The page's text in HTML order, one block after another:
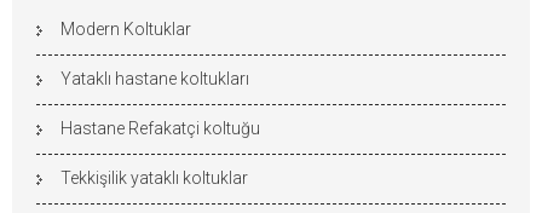
Modern Koltuklar
Yataklı hastane koltukları
Hastane Refakatçi koltuğu
Tekkişilik yataklı koltuklar